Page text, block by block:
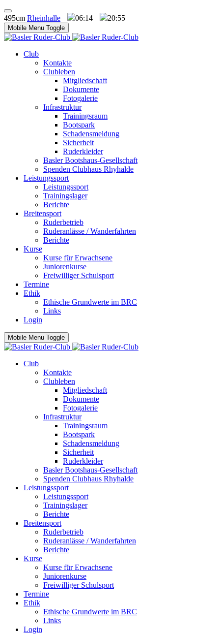
495cm Rheinhalle 06:14 20:55
Mobile Menu Toggle
Club
Kontakte
Clubleben
Mitgliedschaft
Dokumente
Fotogalerie
Infrastruktur
Trainingsraum
Bootspark
Schadensmeldung
Sicherheit
Ruderkleider
Basler Bootshaus-Gesellschaft
Spenden Clubhaus Rhyhalde
Leistungssport
Leistungssport
Trainingslager
Berichte
Breitensport
Ruderbetrieb
Ruderanlässe / Wanderfahrten
Berichte
Kurse
Kurse für Erwachsene
Juniorenkurse
Freiwilliger Schulsport
Termine
Ethik
Ethische Grundwerte im BRC
Links
Login
Mobile Menu Toggle
Club
Kontakte
Clubleben
Mitgliedschaft
Dokumente
Fotogalerie
Infrastruktur
Trainingsraum
Bootspark
Schadensmeldung
Sicherheit
Ruderkleider
Basler Bootshaus-Gesellschaft
Spenden Clubhaus Rhyhalde
Leistungssport
Leistungssport
Trainingslager
Berichte
Breitensport
Ruderbetrieb
Ruderanlässe / Wanderfahrten
Berichte
Kurse
Kurse für Erwachsene
Juniorenkurse
Freiwilliger Schulsport
Termine
Ethik
Ethische Grundwerte im BRC
Links
Login